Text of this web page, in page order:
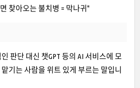
찾아오는 불치병 = 막나귀"
판단 대신 챗GPT 등의 AI 서비스에 모
기는 사람을 위트 있게 부르는 말입니